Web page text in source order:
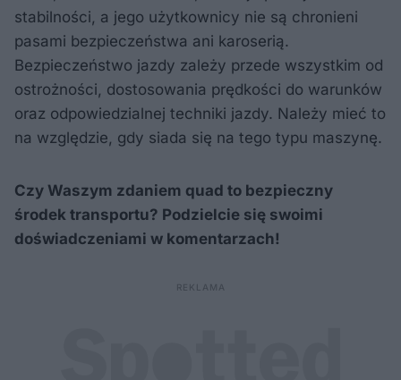
stabilności, a jego użytkownicy nie są chronieni
pasami bezpieczeństwa ani karoserią.
Bezpieczeństwo jazdy zależy przede wszystkim od
ostrożności, dostosowania prędkości do warunków
oraz odpowiedzialnej techniki jazdy. Należy mieć to
na względzie, gdy siada się na tego typu maszynę.
Czy Waszym zdaniem quad to bezpieczny
środek transportu? Podzielcie się swoimi
doświadczeniami w komentarzach!